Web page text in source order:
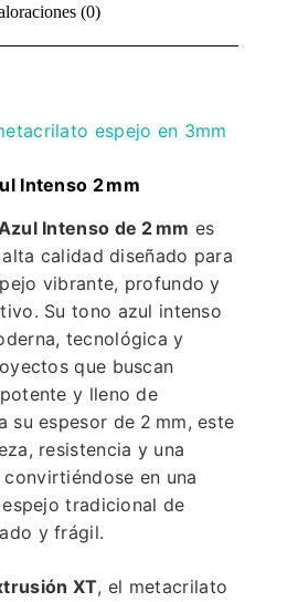
(0)
espejo en 3mm
Intenso 2 mm
Intenso de 2 mm es
calidad diseñado para
vibrante, profundo y
Su tono azul intenso
tecnológica y
que buscan
y lleno de
su espesor de 2 mm, este
resistencia y una
en una
tradicional de
y frágil.
XT, el metacrilato